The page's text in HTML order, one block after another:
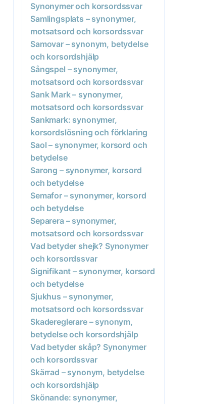
Synonymer och korsordssvar
Samlingsplats – synonymer,
motsatsord och korsordssvar
Samovar – synonym, betydelse
och korsordshjälp
Sångspel – synonymer,
motsatsord och korsordssvar
Sank Mark – synonymer,
motsatsord och korsordssvar
Sankmark: synonymer,
korsordslösning och förklaring
Saol – synonymer, korsord och
betydelse
Sarong – synonymer, korsord
och betydelse
Semafor – synonymer, korsord
och betydelse
Separera – synonymer,
motsatsord och korsordssvar
Vad betyder shejk? Synonymer
och korsordssvar
Signifikant – synonymer, korsord
och betydelse
Sjukhus – synonymer,
motsatsord och korsordssvar
Skadereglerare – synonym,
betydelse och korsordshjälp
Vad betyder skåp? Synonymer
och korsordssvar
Skärrad – synonym, betydelse
och korsordshjälp
Skönande: synonymer,